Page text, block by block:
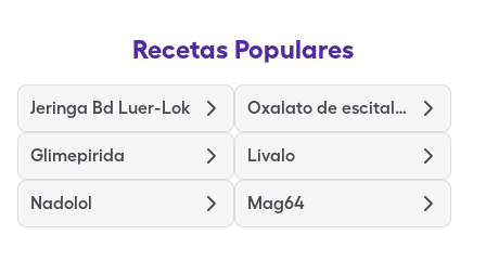
Recetas Populares
Jeringa Bd Luer-Lok Oxalato de escitalopram
Glimepirida Livalo
Nadolol Mag64